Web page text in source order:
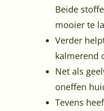
Beide
mooier te
Verder
kalmerend
Net als
oneffen
Tevens